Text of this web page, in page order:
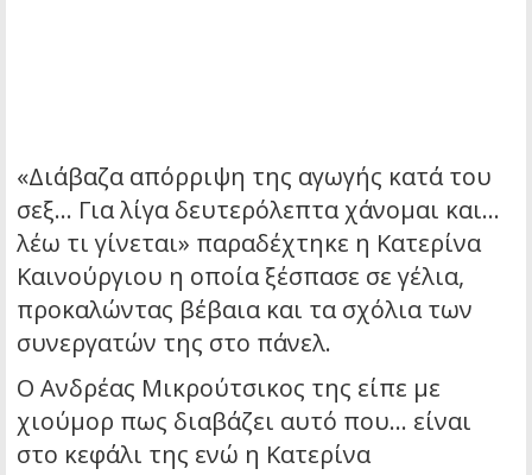
«Διάβαζα απόρριψη της αγωγής κατά του
σεξ… Για λίγα δευτερόλεπτα χάνομαι και…
λέω τι γίνεται» παραδέχτηκε η Κατερίνα
Καινούργιου η οποία ξέσπασε σε γέλια,
προκαλώντας βέβαια και τα σχόλια των
συνεργατών της στο πάνελ.
Ο Ανδρέας Μικρούτσικος της είπε με
χιούμορ πως διαβάζει αυτό που… είναι
στο κεφάλι της ενώ η Κατερίνα